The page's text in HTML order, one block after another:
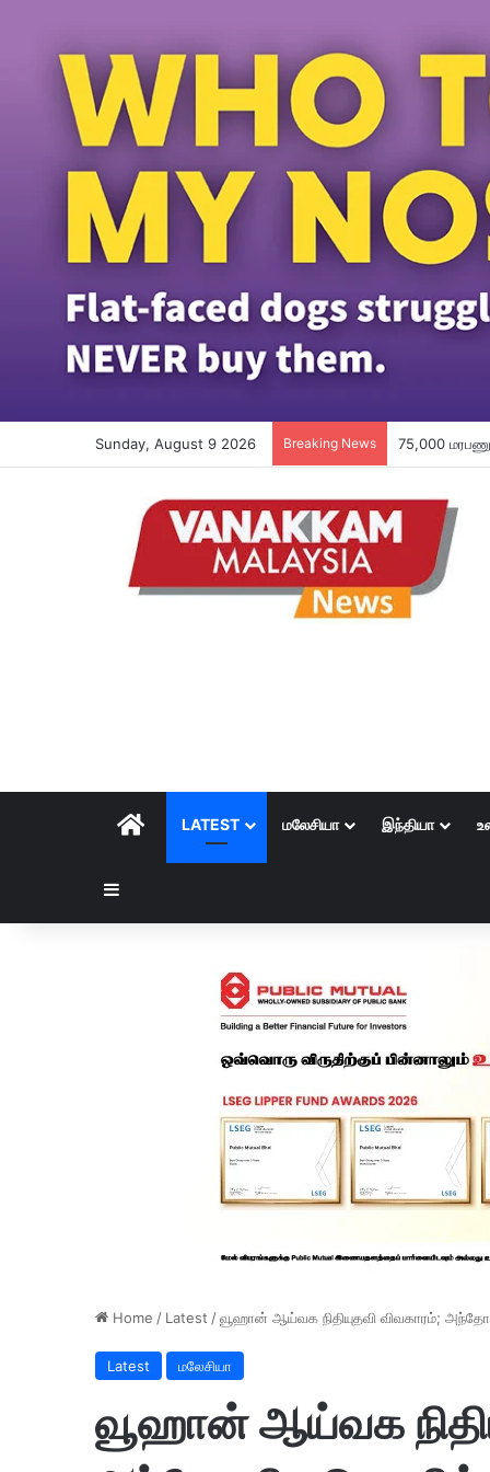
Sunday, August 9 2026 Breaking News
HOMELATEST மலேசியா இந்தியா
Home / Latest /வூஹான் ஆய்வக நிதியுதவி விவகாரம்;
Latest மலேசியா
வூஹான் ஆய்வக